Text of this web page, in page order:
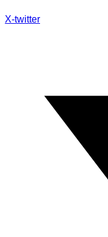
X-twitter